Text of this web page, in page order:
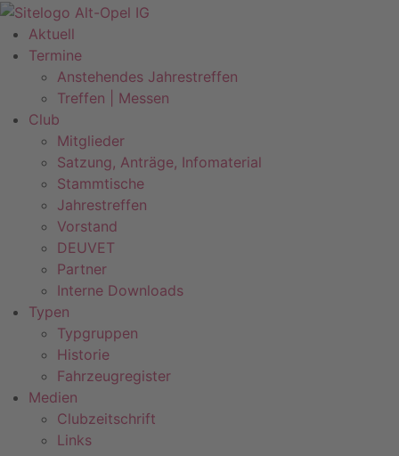
Zum
Inhalt
springen
Aktuell
Termine
Anstehendes Jahrestreffen
Treffen | Messen
Club
Mitglieder
Satzung, Anträge, Infomaterial
Stammtische
Jahrestreffen
Vorstand
DEUVET
Partner
Interne Downloads
Typen
Typgruppen
Historie
Fahrzeugregister
Medien
Clubzeitschrift
Links